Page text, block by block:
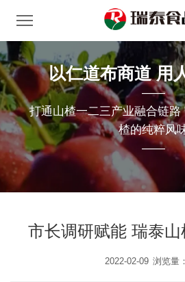
瑞泰食品
以仁道布商道 用
——
打通山楂一二三产业融合链
楂的纯粹风
——
市长调研赋能 瑞泰
2022-02-09 浏览量